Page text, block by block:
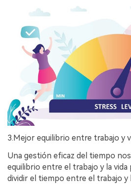
3.Mejor equilibrio entre trabajo y
Una gestión eficaz del tiempo
equilibrio entre el trabajo y la
dividir el tiempo entre el trabajo y